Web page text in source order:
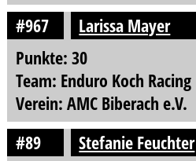
#967
Larissa Mayer
Punkte: 30
Team: Enduro Koch Racing
Verein: AMC Biberach e.V.
#89
Stefanie Feuchter